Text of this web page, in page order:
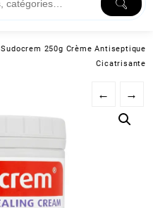
Sudocrem 250g Crème Antiseptique
Cicatrisante
← →